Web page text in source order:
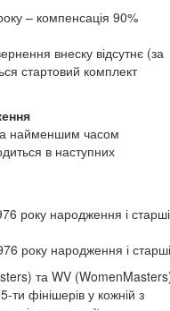
– компенсація 90%
внеску відсутнє (за
стартовий комплект
найменшим часом
в наступних
року народження і старші
року народження і старші
та WV
ти фінішерів у кожній з